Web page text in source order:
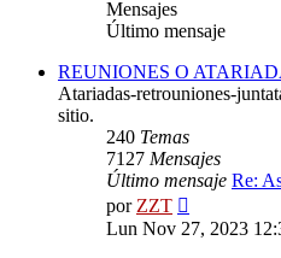
Mensajes
Último mensaje
REUNIONES O
Atariadas-retrouniones-
sitio.
240 Temas
7127 Mensajes
Último mensaje Re:
porZZT
último
Lun Nov 27, 2023